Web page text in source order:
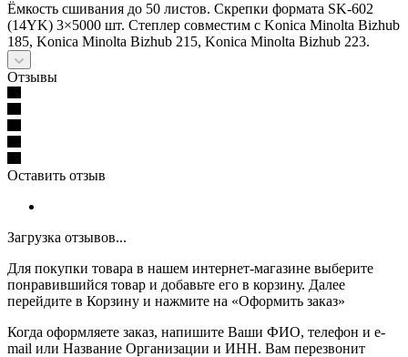
Ёмкость сшивания до 50 листов. Скрепки формата SK-602
(14YK) 3×5000 шт. Степлер совместим с Konica Minolta Bizhub
185, Konica Minolta Bizhub 215, Konica Minolta Bizhub 223.
Отзывы
Оставить отзыв
Загрузка отзывов...
Для покупки товара в нашем интернет-магазине выберите
понравившийся товар и добавьте его в корзину. Далее
перейдите в Корзину и нажмите на «Оформить заказ»
Когда оформляете заказ, напишите Ваши ФИО, телефон и e-
mail или Название Организации и ИНН. Вам перезвонит